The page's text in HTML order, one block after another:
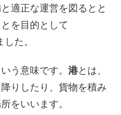
適正な運営を図るとと
を目的として
た。
いう意味です。 港とは、
りしたり、貨物を積み
をいいます。